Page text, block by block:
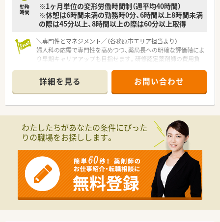
勤務
時間
※1ヶ月単位の変形労働時間制（週平均40時間）
※休憩は6時間未満の勤務時0分、6時間以上8時間未満
の際は45分以上、8時間以上の際は60分以上取得
＼専門性とマネジメント／（各務原市エリア担当より）
婦人科の応需で専門性を高めつつ、薬局長への明確な評価軸によ
り早期キャリアアップも目指せます。研修認定薬剤師の費用負
【店舗情報と応需状況について】
■JR高山本線の那加駅から車で約6分の場所に位置し、車通勤が
可能なため毎日の通勤も非常に快適な環境です。
性特有の疾患に対する専門的な知識を深められます。
■1日あたりの処方箋応需枚数は10枚から20枚程度と落ち着い
ており、患者様とじっくり向き合える環境です。
【求人情報について】
■ご経験やスキルを考慮した上で、年収500万円から最高600万
円までの高水準な給与を目指せる魅力的な求人です。
■週休2日制で年間休日114日以上を確保しており、産休や育休
などの支援制度も充実しているためプライベートも大切にでき
ます。
■借り上げ社宅制度や遠隔地手当などの手厚い住宅補助が用意
詳細を見る お問い合わせ
わたしたちがあなたの条件にぴった
りの職場をお探しします。